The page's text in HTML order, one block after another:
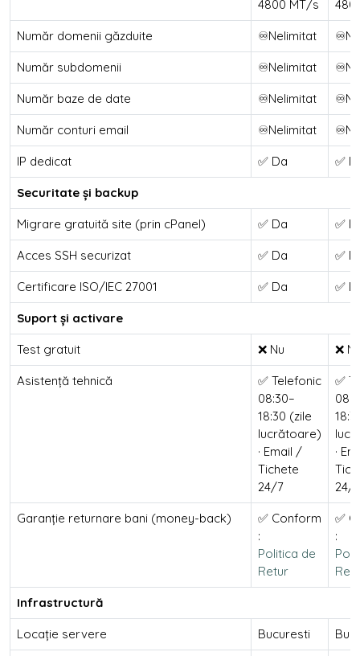
4800 MT/s
Număr domenii găzduite ♾️Nelimitat
Număr subdomenii ♾️Nelimitat
Număr baze de date ♾️Nelimitat
Număr conturi email ♾️Nelimitat
IP dedicat ✅ Da ✅
Securitate și backup
Migrare gratuită site (prin cPanel) ✅ Da ✅
Acces SSH securizat ✅ Da ✅
Certificare ISO/IEC 27001 ✅ Da ✅
Suport și activare
Test gratuit ❌ Nu ❌
Asistență tehnică
✅ Telefonic
08:30–
18:30 (zile
lucrătoare)
· Email /
Tichete
24/7
✅
·
24/7
Garanție returnare bani (money-back)
✅ Conform
:
Politica de
Retur
✅
:
Infrastructură
Locație servere Bucuresti